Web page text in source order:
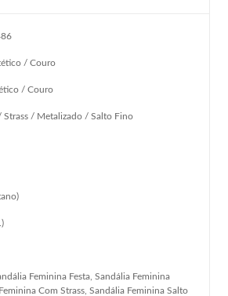
/ Couro
/ Couro
Strass / Metalizado / Salto Fino
Feminina Festa, Sandália Feminina
Com Strass, Sandália Feminina Salto